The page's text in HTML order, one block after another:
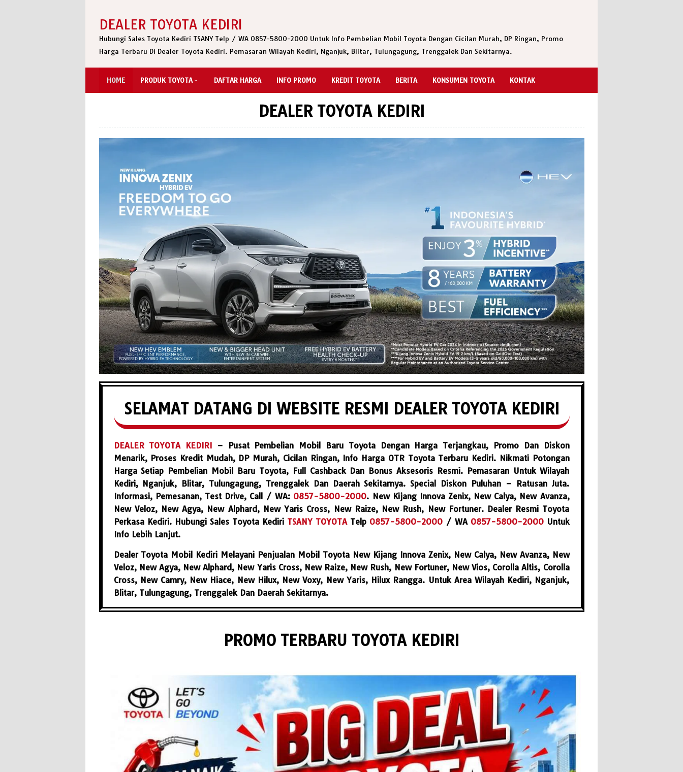
content
DEALER TOYOTA KEDIRI
Hubungi Sales Toyota Kediri TSANY Telp / WA 0857-5800-2000 Untuk Info Pembelian Mobil Toyota Dengan Cicilan Murah, DP Ringan, Promo
Harga Terbaru Di Dealer Toyota Kediri. Pemasaran Wilayah Kediri, Nganjuk, Blitar, Tulungagung, Trenggalek Dan Sekitarnya.
HOME PRODUK TOYOTA DAFTAR HARGA INFO PROMO KREDIT TOYOTA BERITA KONSUMEN TOYOTA KONTAK
DEALER TOYOTA KEDIRI
SELAMAT DATANG DI WEBSITE RESMI DEALER TOYOTA KEDIRI
DEALER TOYOTA KEDIRI – Pusat Pembelian Mobil Baru Toyota Dengan Harga Terjangkau, Promo Dan Diskon
Menarik, Proses Kredit Mudah, DP Murah, Cicilan Ringan, Info Harga OTR Toyota Terbaru Kediri. Nikmati Potongan
Harga Setiap Pembelian Mobil Baru Toyota, Full Cashback Dan Bonus Aksesoris Resmi. Pemasaran Untuk Wilayah
Kediri, Nganjuk, Blitar, Tulungagung, Trenggalek Dan Daerah Sekitarnya. Special Diskon Puluhan – Ratusan Juta.
Informasi, Pemesanan, Test Drive, Call / WA: 0857-5800-2000. New Kijang Innova Zenix, New Calya, New Avanza,
New Veloz, New Agya, New Alphard, New Yaris Cross, New Raize, New Rush, New Fortuner. Dealer Resmi Toyota
Perkasa Kediri. Hubungi Sales Toyota Kediri TSANY TOYOTATelp 0857-5800-2000/ WA 0857-5800-2000Untuk
Info Lebih Lanjut.
Dealer Toyota Mobil Kediri Melayani Penjualan Mobil Toyota New Kijang Innova Zenix, New Calya, New Avanza, New
Veloz, New Agya, New Alphard, New Yaris Cross, New Raize, New Rush, New Fortuner, New Vios, Corolla Altis, Corolla
Cross, New Camry, New Hiace, New Hilux, New Voxy, New Yaris, Hilux Rangga. Untuk Area Wilayah Kediri, Nganjuk,
Blitar, Tulungagung, Trenggalek Dan Daerah Sekitarnya.
PROMO TERBARU TOYOTA KEDIRI